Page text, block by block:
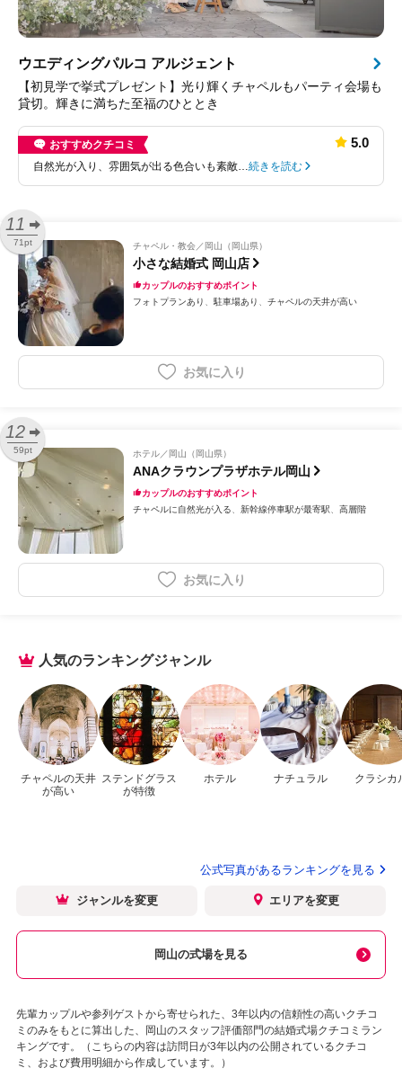
ウエディングパルコ アルジェント
【初見学で挙式プレゼント】光り輝くチャペルもパーティ会場も
貸切。輝きに満ちた至福のひととき
おすすめクチコミ 5.0
自然光が入り、雰囲気が出る色合いも素敵…続きを読む
11
71pt チャペル・教会 岡山（岡山県）
小さな結婚式 岡山店
カップルのおすすめポイント
フォトプランあり
駐車場あり チャペルの天井が高い
お気に入り
12
59pt ホテル 岡山（岡山県）
ANAクラウンプラザホテル岡山
カップルのおすすめポイント
チャペルに自然光が入る
新幹線停車駅が最寄駅 高層階
お気に入り
人気のランキングジャンル
チャペルの天井
が高い
ステンドグラス
が特徴
ホテル ナチュラル クラシカ
公式写真があるランキングを見る
ジャンルを変更 エリアを変更
岡山の式場を見る
先輩カップルや参列ゲストから寄せられた、3年以内の信頼性の高いクチコ
ミのみをもとに算出した、岡山のスタッフ評価部門の結婚式場クチコミラン
キングです。（こちらの内容は訪問日が3年以内の公開されているクチコ
ミ、および費用明細から作成しています。）